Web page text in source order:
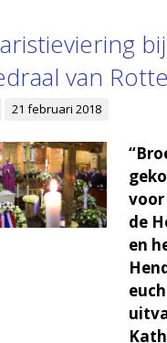
van
21 februari 2018
voor
de
en